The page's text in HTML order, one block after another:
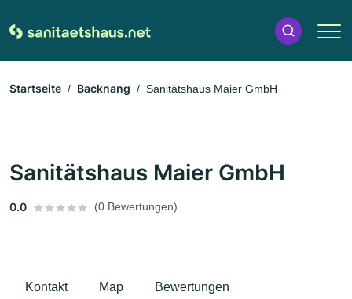
Startseite Backnang Sanitätshaus Maier GmbH
Sanitätshaus Maier GmbH
0.0 (0 Bewertungen)
Kontakt Map Bewertungen